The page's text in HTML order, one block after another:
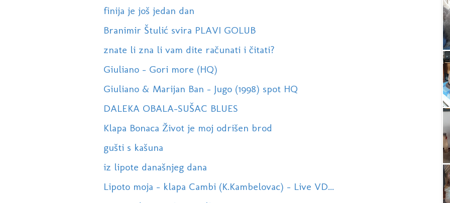
finija je još jedan dan
Branimir Štulić svira PLAVI GOLUB
znate li zna li vam dite računati i čitati?
Giuliano - Gori more (HQ)
Giuliano & Marijan Ban - Jugo (1998) spot HQ
DALEKA OBALA-SUŠAC BLUES
Klapa Bonaca Život je moj odrišen brod
gušti s kašuna
iz lipote današnjeg dana
Lipoto moja - klapa Cambi (K.Kambelovac) - Live VD...